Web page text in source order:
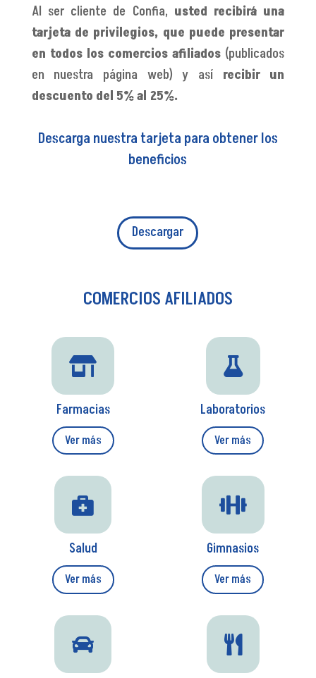
Al ser cliente de Confia, usted recibirá una
tarjeta de privilegios, que puede presentar
en todos los comercios afiliados (publicados
en nuestra página web) y así recibir un
descuento del 5% al 25%.
Descarga nuestra tarjeta para obtener los
beneficios
Descargar
COMERCIOS AFILIADOS

Farmacias
Ver más

Salud
Ver más


Laboratorios
Ver más

Gimnasios
Ver más
